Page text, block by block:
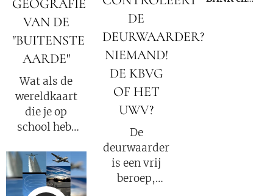
GEOGRAFIE
VAN DE
"BUITENSTE
AARDE"
Wat als de
wereldkaart
die je op
school hebt
slechts een
klein
fragment
DE
DEURWAARDER?
NIEMAND!
DE KBVG
OF HET
UWV?
De
deurwaarder
is een vrij
beroep,